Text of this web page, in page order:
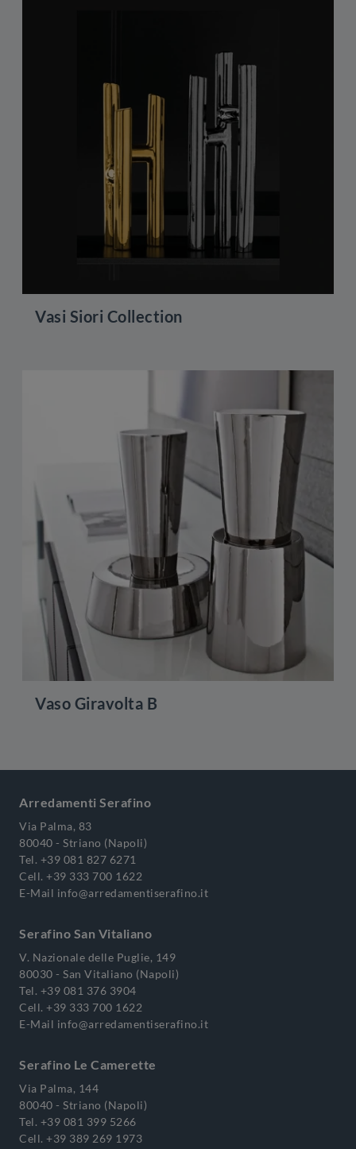
Vasi Siori Collection
Vaso Giravolta B
Arredamenti Serafino
Via Palma, 83
80040 - Striano (Napoli)
Tel. +39 081 827 6271
Cell. +39 333 700 1622
E-Mail info@arredamentiserafino.it
Serafino San Vitaliano
V. Nazionale delle Puglie, 149
80030 - San Vitaliano (Napoli)
Tel. +39 081 376 3904
Cell. +39 333 700 1622
E-Mail info@arredamentiserafino.it
Serafino Le Camerette
Via Palma, 144
80040 - Striano (Napoli)
Tel. +39 081 399 5266
Cell. +39 389 269 1973